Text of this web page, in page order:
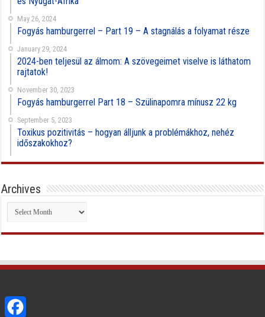
May 26, 2024
Fogyás hamburgerrel – Part 19 – A stagnálás a folyamat része
January 29, 2024
2024-ben teljesül az álmom: A szövegeimet viselve is láthatom
rajtatok!
November 30, 2023
Fogyás hamburgerrel Part 18 – Szülinapomra mínusz 22 kg
September 5, 2023
Toxikus pozitivitás – hogyan álljunk a problémákhoz, nehéz
időszakokhoz?
Archives
Archives